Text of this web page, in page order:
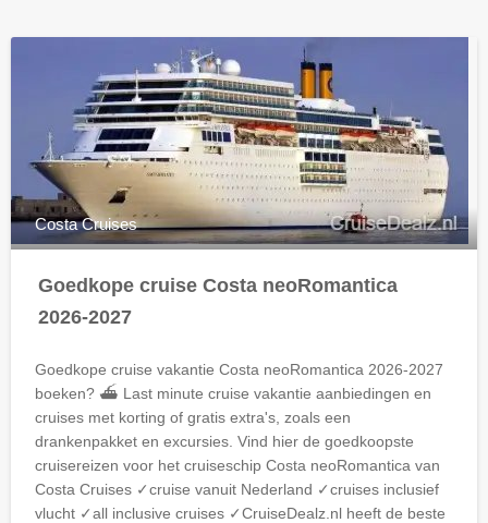
Costa Cruises
Goedkope cruise Costa neoRomantica
2026-2027
Goedkope cruise vakantie Costa neoRomantica 2026-2027
boeken? ⛴ Last minute cruise vakantie aanbiedingen en
cruises met korting of gratis extra's, zoals een
drankenpakket en excursies. Vind hier de goedkoopste
cruisereizen voor het cruiseschip Costa neoRomantica van
Costa Cruises ✓cruise vanuit Nederland ✓cruises inclusief
vlucht ✓all inclusive cruises ✓CruiseDealz.nl heeft de beste